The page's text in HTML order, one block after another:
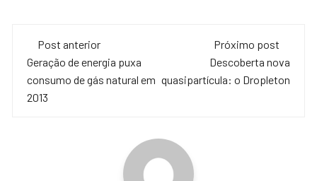
e
b
o
er s
A
Navegação
de
post
Post anterior
Geração de energia puxa
consumo de gás natural em
2013
Próximo post
Descoberta nova
quasipartícula: o Dropleton